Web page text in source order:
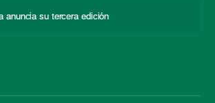
anuncia su tercera edición